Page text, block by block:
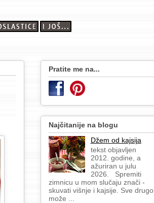
Pratite me na...
Najčitanije na blogu
Džem od kajsija
tekst objavljen
2012. godine, a
ažuriran u julu
2026. Spremiti
zimnicu u mom slučaju znači -
skuvati višnje i kajsije. Sve drugo
može ...